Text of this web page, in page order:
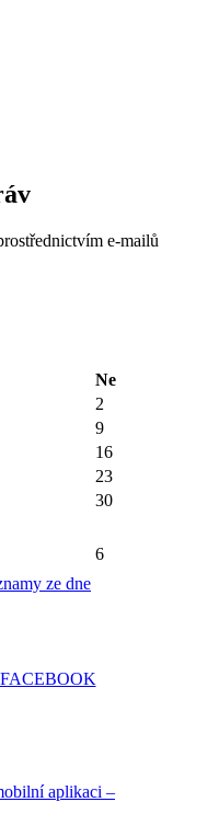
e-mailů
Ne
2
9
16
23
30
ze dne
6
FACEBOOK
aplikaci –